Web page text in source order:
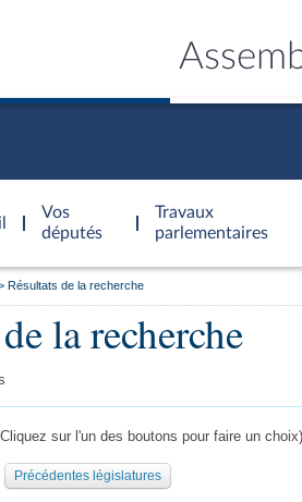
Vos
députés
Travaux
parlementaires
Résultats de la recherche
la recherche
sur l'un des boutons pour faire un choix)
Précédentes législatures